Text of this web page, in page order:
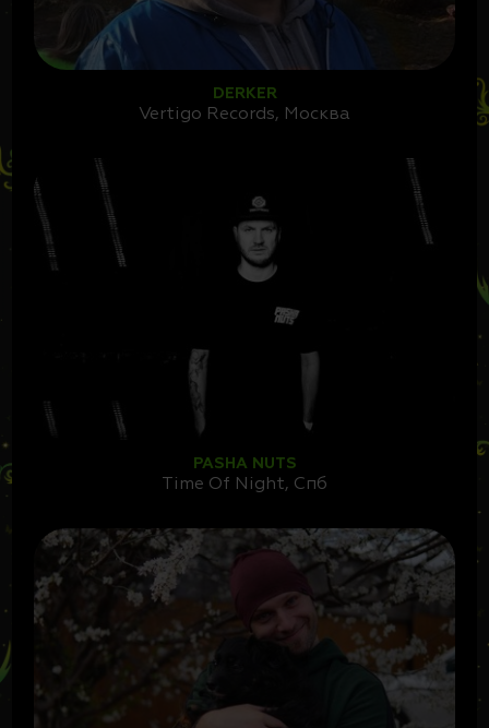
DERKER
Vertigo Records, Москва
PASHA NUTS
Time Of Night, Спб